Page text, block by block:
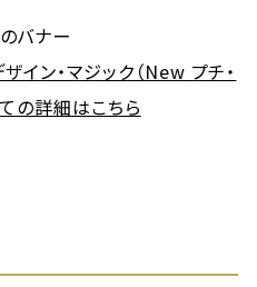
ン・マジック（New プチ・
の詳細はこちら